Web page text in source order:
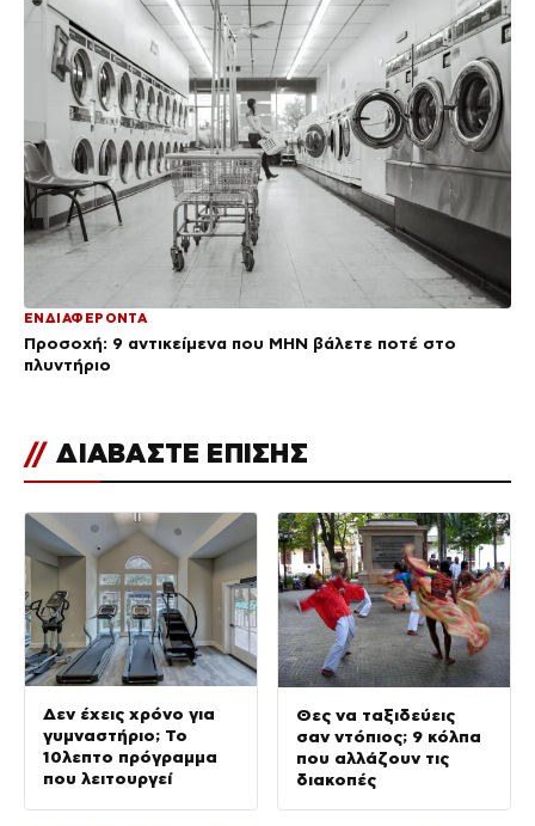
ΕΝΔΙΑΦΕΡΟΝΤΑ
Προσοχή: 9 αντικείμενα που ΜΗΝ βάλετε ποτέ στο
πλυντήριο
// ΔΙΑΒΑΣΤΕ ΕΠΙΣΗΣ
Δεν έχεις χρόνο για
γυμναστήριο; Το
10λεπτο πρόγραμμα
που λειτουργεί
Θες να ταξιδεύεις
σαν ντόπιος; 9 κόλπα
που αλλάζουν τις
διακοπές